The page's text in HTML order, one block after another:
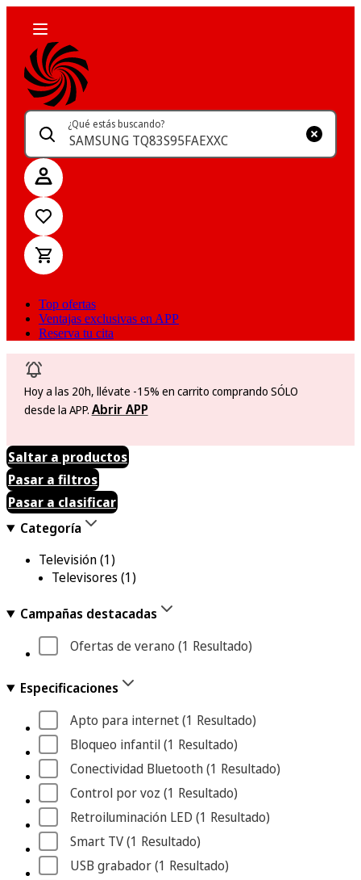
¿Qué estás buscando?
Top ofertas
Ventajas exclusivas en APP
Reserva tu cita
Hoy a las 20h, llévate -15% en carrito comprando SÓLO
desde la APP. Abrir APP
Saltar a productos
Pasar a filtros
Pasar a clasificar
Categoría
Televisión(1)
Televisores (1)
Campañas destacadas
Ofertas de verano (1 Resultado)
Especificaciones
Apto para internet (1 Resultado)
Bloqueo infantil (1 Resultado)
Conectividad Bluetooth (1 Resultado)
Control por voz (1 Resultado)
Retroiluminación LED (1 Resultado)
Smart TV (1 Resultado)
USB grabador (1 Resultado)